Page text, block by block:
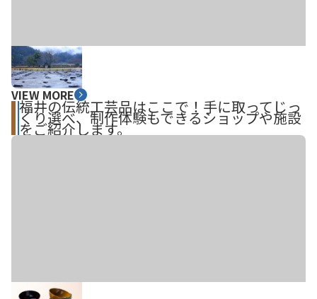
VIEW MORE
福井の伝統工芸品はここで！手に取ってじっ
くり選べ、制作体験もできるショップや施設
をご紹介します。